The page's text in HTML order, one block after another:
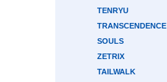
TENRYU
TRANSCENDENCE
SOULS
ZETRIX
TAILWALK